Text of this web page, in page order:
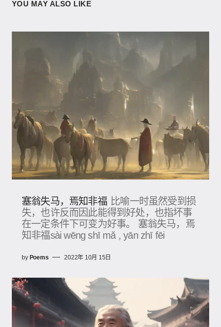
YOU MAY ALSO LIKE
塞翁失马，焉知非福 比喻一时虽然受到损
失，也许反而因此能得到好处，也指坏事
在一定条件下可变为好事。 塞翁失马，焉
知非福sài wēng shī mǎ , yān zhī fēi
by Poems 2022年 10月 15日